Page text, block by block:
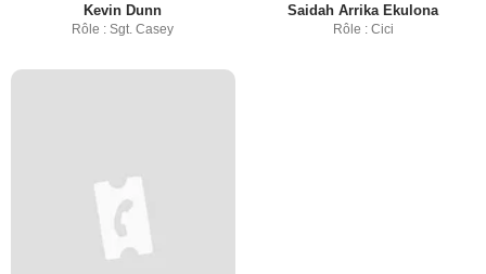
Kevin Dunn
Rôle : Sgt. Casey
Saidah Arrika Ekulona
Rôle : Cici